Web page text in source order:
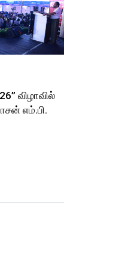
விழாவில்
எம்.பி.